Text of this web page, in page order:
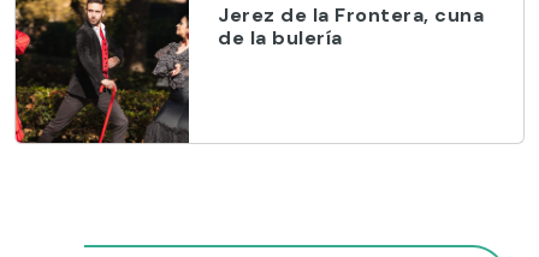
Jerez de la Frontera, cuna
de la bulería